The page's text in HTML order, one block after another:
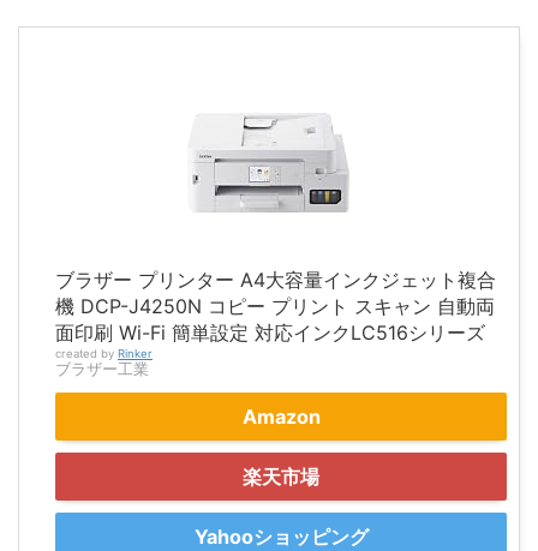
ブラザー プリンター A4大容量インクジェット複合
機 DCP-J4250N コピー プリント スキャン 自動両
面印刷 Wi-Fi 簡単設定 対応インクLC516シリーズ
created by Rinker
ブラザー工業
Amazon
楽天市場
Yahooショッピング